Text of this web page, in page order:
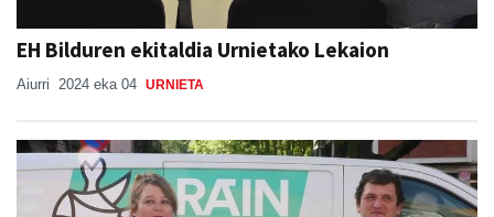
EH Bilduren ekitaldia Urnietako Lekaion
Aiurri 2024 eka 04 URNIETA